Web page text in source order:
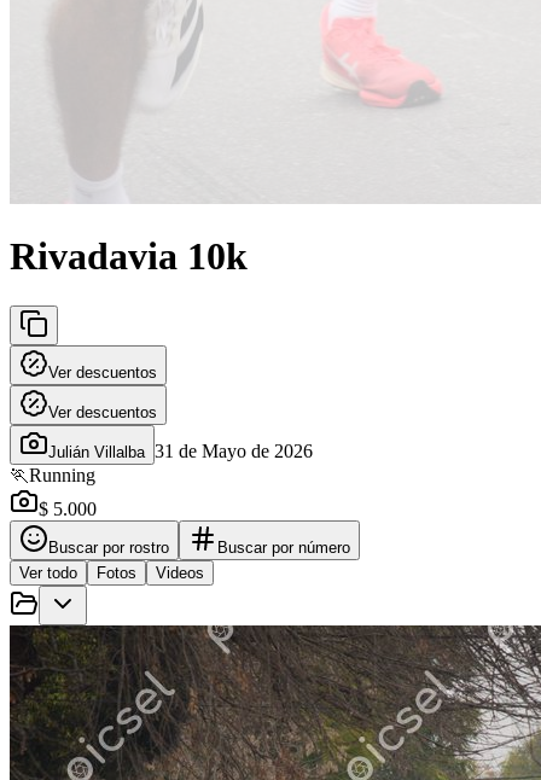
Rivadavia 10k
Ver descuentos
Ver descuentos
Julián Villalba 31 de Mayo de 2026
🏃Running
$ 5.000
Buscar por rostro
Buscar por número
Ver todo
Fotos Videos